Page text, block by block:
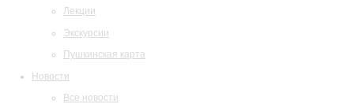
Лекции
Экскурсии
Пушкинская карта
Новости
Все новости